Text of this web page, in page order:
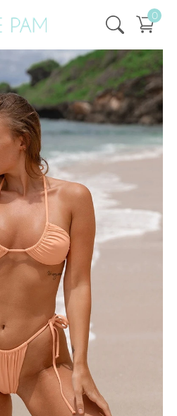
0
, Плавки ECO Плавки Аврора Персиковые